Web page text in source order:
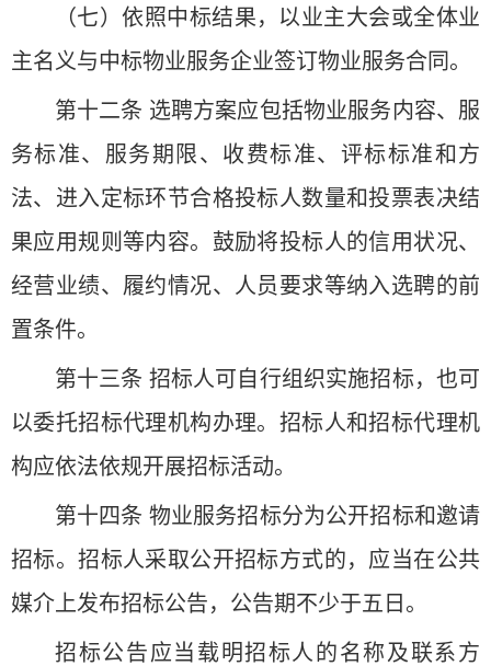
（七）依照中标结果，以业主大会或全体业
主名义与中标物业服务企业签订物业服务合同。
第十二条 选聘方案应包括物业服务内容、服
务标准、服务期限、收费标准、评标标准和方
法、进入定标环节合格投标人数量和投票表决结
果应用规则等内容。鼓励将投标人的信用状况、
经营业绩、履约情况、人员要求等纳入选聘的前
置条件。
第十三条 招标人可自行组织实施招标，也可
以委托招标代理机构办理。招标人和招标代理机
构应依法依规开展招标活动。
第十四条 物业服务招标分为公开招标和邀请
招标。招标人采取公开招标方式的，应当在公共
媒介上发布招标公告，公告期不少于五日。
招标公告应当载明招标人的名称及联系方